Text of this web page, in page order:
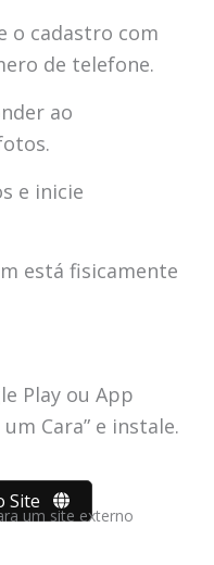
o cadastro com
de telefone.
ao
e inicie
está fisicamente
Play ou App
Cara” e instale.
Site
um site externo